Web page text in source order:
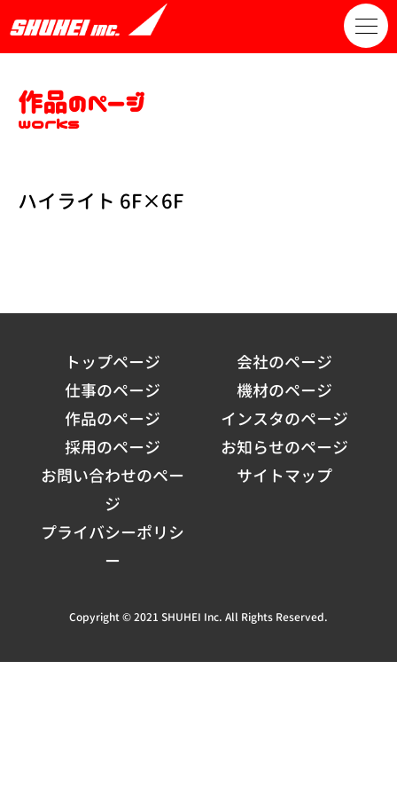
作品のページ
works
ハイライト 6F×6F
トップページ
会社のページ
仕事のページ
機材のページ
作品のページ
インスタのページ
採用のページ
お知らせのページ
お問い合わせのペー
ジ
サイトマップ
プライバシーポリシ
ー
Copyright © 2021 SHUHEI Inc. All Rights Reserved.